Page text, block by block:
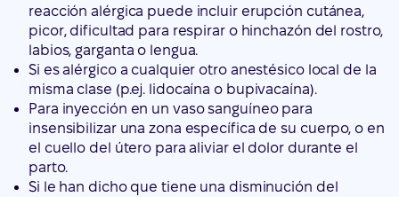
Para inyección en un vaso sanguíneo para
insensibilizar una zona específica de su cuerpo, o en
el cuello del útero para aliviar el dolor durante el
parto.
Si le han dicho que tiene una disminución del
volumen de sangre (hipovolemia).
Si no está seguro de sí algo de lo anterior le afecta, hable
con su médico antes de que le administren Ropivacaína
B. Braun.